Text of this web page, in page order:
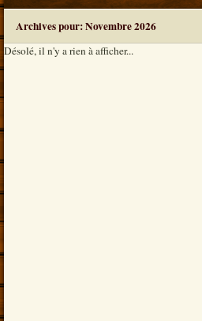
Service du frère
Archives pour: Novembre 2026
Désolé, il n'y a rien à afficher...